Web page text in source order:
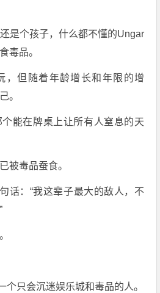
是个孩子，什么都不懂的Ungar
毒品。
，但随着年龄增长和年限的增
。
能在牌桌上让所有人窒息的天
被毒品蚕食。
话：“我这辈子最大的敌人，不
个只会沉迷娱乐城和毒品的人。